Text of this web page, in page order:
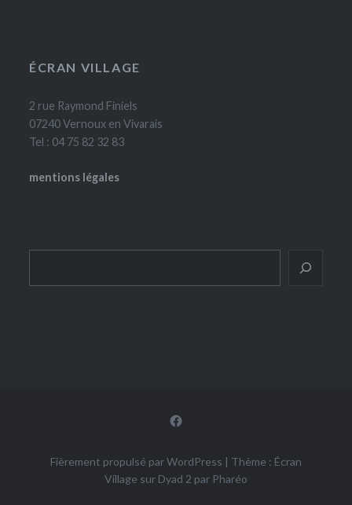
ÉCRAN VILLAGE
2 rue Raymond Finiels
07240 Vernoux en Vivarais
Tel : 04 75 82 32 83
mentions légales
Facebook
Fièrement propulsé par WordPress | Thème : Écran
Village sur Dyad 2 par Pharéo